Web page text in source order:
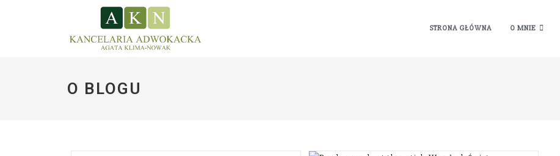
STRONA GŁÓWNA O MNIE
O BLOGU